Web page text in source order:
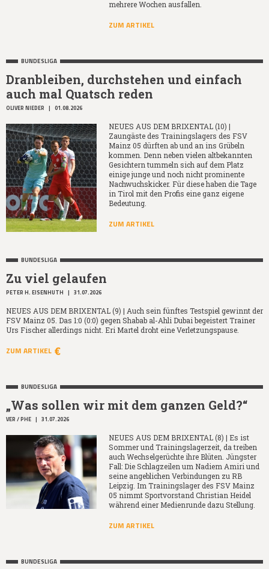
mehrere Wochen ausfallen.
ZUM ARTIKEL
BUNDESLIGA
Dranbleiben, durchstehen und einfach
auch mal Quatsch reden
OLIVER NIEDER | 01.08.2026
NEUES AUS DEM BRIXENTAL (10) |
Zaungäste des Trainingslagers des FSV
Mainz 05 dürften ab und an ins Grübeln
kommen. Denn neben vielen altbekannten
Gesichtern tummeln sich auf dem Platz
einige junge und noch nicht prominente
Nachwuchskicker. Für diese haben die Tage
in Tirol mit den Profis eine ganz eigene
Bedeutung.
ZUM ARTIKEL
BUNDESLIGA
Zu viel gelaufen
PETER H. EISENHUTH | 31.07.2026
NEUES AUS DEM BRIXENTAL (9) | Auch sein fünftes Testspiel gewinnt der
FSV Mainz 05. Das 1:0 (0:0) gegen Shabab al-Ahli Dubai begeistert Trainer
Urs Fischer allerdings nicht. Eri Martel droht eine Verletzungspause.
ZUM ARTIKEL
BUNDESLIGA
„Was sollen wir mit dem ganzen Geld?“
VER / PHE | 31.07.2026
NEUES AUS DEM BRIXENTAL (8) | Es ist
Sommer und Trainingslagerzeit, da treiben
auch Wechselgerüchte ihre Blüten. Jüngster
Fall: Die Schlagzeilen um Nadiem Amiri und
seine angeblichen Verbindungen zu RB
Leipzig. Im Trainingslager des FSV Mainz
05 nimmt Sportvorstand Christian Heidel
während einer Medienrunde dazu Stellung.
ZUM ARTIKEL
BUNDESLIGA